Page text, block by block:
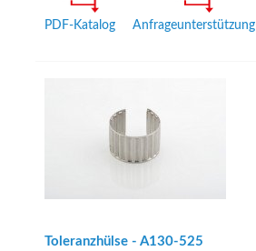
PDF-Katalog Anfrageunterstützung
Toleranzhülse - A130-525